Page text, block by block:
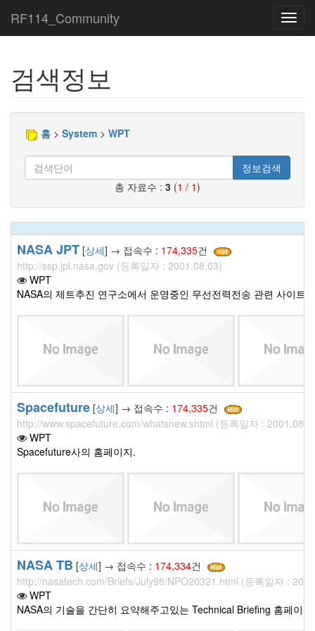
RF114_Community
검색정보
홈 > System > WPT
정보검색
총 자료수 : 3 (1 / 1)
NASA JPT [상세] → 접속수 : 174,335건
http://ssp.jpl.nasa.gov (등록일자 : 2001.08.03)
WPT
NASA의 제트추진 연구소에서 운영중인 무선전력전송 관련 사이트
Spacefuture [상세] → 접속수 : 174,335건
http://www.spacefuture.com/whatsnew.shtml (등록일자 :
WPT
Spacefuture사의 홈페이지.
NASA TB [상세] → 접속수 : 174,334건
http://nasatech.com/Briefs/July98/NPO20321.html (등록일자 :
WPT
NASA의 기술을 간단히 요약해주고있는 Technical Briefing 홈페이지